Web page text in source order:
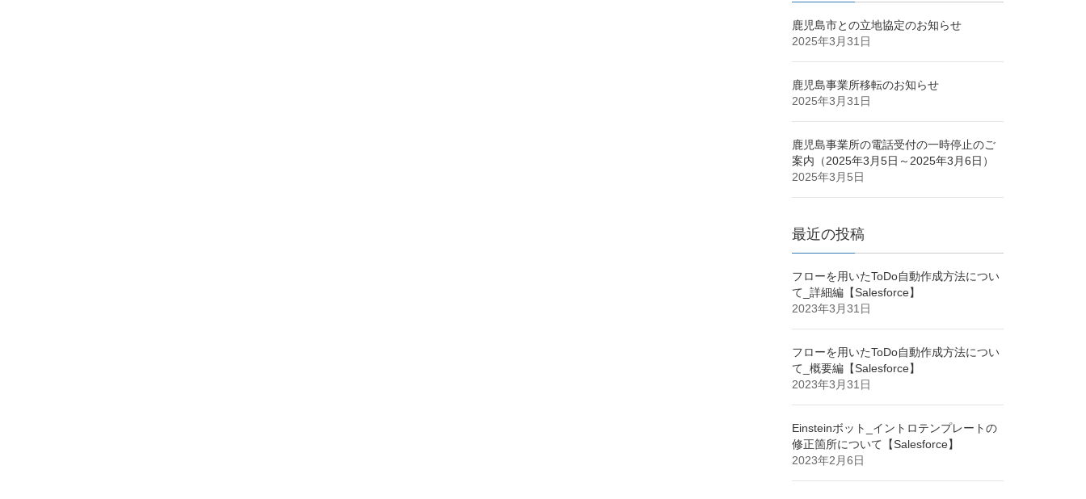
鹿児島市との立地協定のお知らせ
2025年3月31日
鹿児島事業所移転のお知らせ
2025年3月31日
鹿児島事業所の電話受付の一時停止のご
案内（2025年3月5日～2025年3月6日）
2025年3月5日
最近の投稿
フローを用いたToDo自動作成方法につい
て_詳細編【Salesforce】
2023年3月31日
フローを用いたToDo自動作成方法につい
て_概要編【Salesforce】
2023年3月31日
Einsteinボット_イントロテンプレートの
修正箇所について【Salesforce】
2023年2月6日